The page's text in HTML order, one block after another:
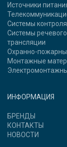
Источники
Системы
Системы
трансляции
Охранно-
Монтажные
ИНФОРМАЦИЯ
БРЕНДЫ
КОНТАКТЫ
НОВОСТИ